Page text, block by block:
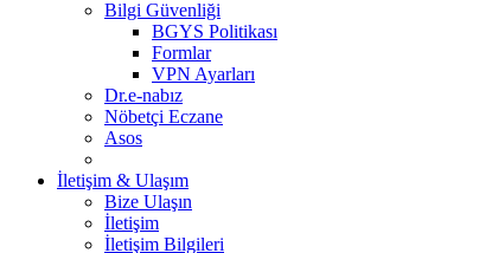
Bilgi Güvenliği
BGYS Politikası
Formlar
VPN Ayarları
Dr.e-nabız
Nöbetçi Eczane
Asos
İletişim & Ulaşım
Bize Ulaşın
İletişim
İletişim Bilgileri